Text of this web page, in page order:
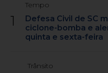
1
Tempo
Defesa Civil de SC
ciclone-bomba e
quinta e sexta-feira
Trânsito